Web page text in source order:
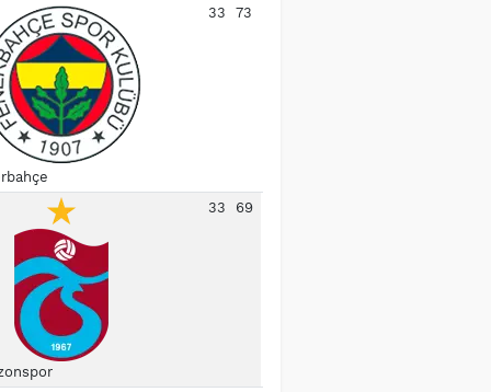
33 73
33 69